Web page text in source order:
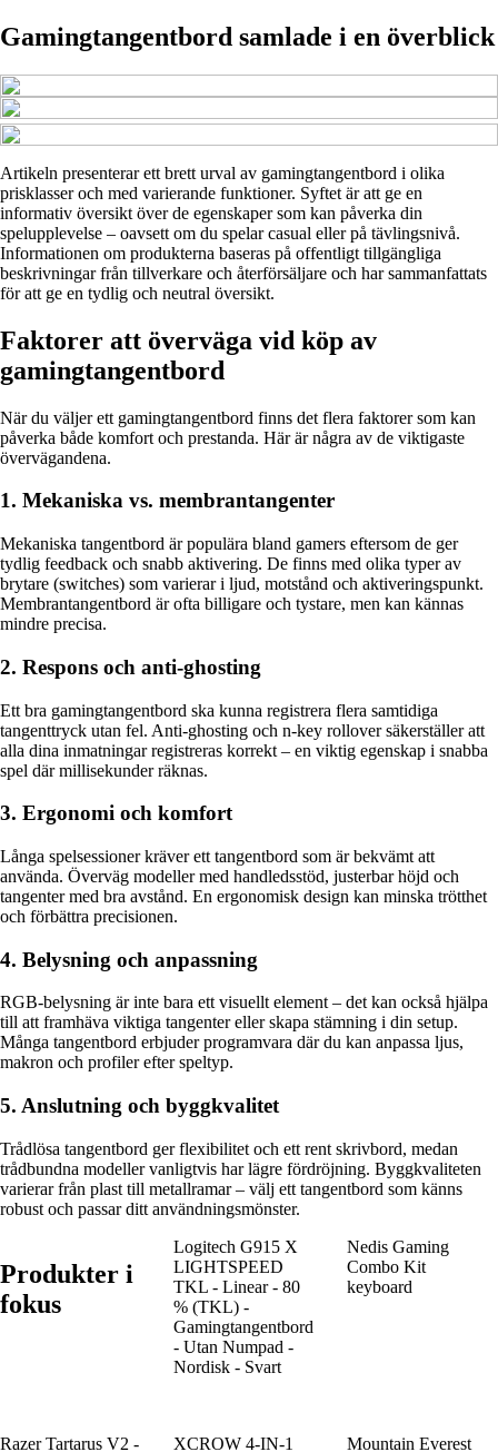
Gamingtangentbord samlade i en överblick
Artikeln presenterar ett brett urval av gamingtangentbord i olika
prisklasser och med varierande funktioner. Syftet är att ge en
informativ översikt över de egenskaper som kan påverka din
spelupplevelse – oavsett om du spelar casual eller på tävlingsnivå.
Informationen om produkterna baseras på offentligt tillgängliga
beskrivningar från tillverkare och återförsäljare och har sammanfattats
för att ge en tydlig och neutral översikt.
Faktorer att överväga vid köp av
gamingtangentbord
När du väljer ett gamingtangentbord finns det flera faktorer som kan
påverka både komfort och prestanda. Här är några av de viktigaste
övervägandena.
1. Mekaniska vs. membrantangenter
Mekaniska tangentbord är populära bland gamers eftersom de ger
tydlig feedback och snabb aktivering. De finns med olika typer av
brytare (switches) som varierar i ljud, motstånd och aktiveringspunkt.
Membrantangentbord är ofta billigare och tystare, men kan kännas
mindre precisa.
2. Respons och anti-ghosting
Ett bra gamingtangentbord ska kunna registrera flera samtidiga
tangenttryck utan fel. Anti-ghosting och n-key rollover säkerställer att
alla dina inmatningar registreras korrekt – en viktig egenskap i snabba
spel där millisekunder räknas.
3. Ergonomi och komfort
Långa spelsessioner kräver ett tangentbord som är bekvämt att
använda. Överväg modeller med handledsstöd, justerbar höjd och
tangenter med bra avstånd. En ergonomisk design kan minska trötthet
och förbättra precisionen.
4. Belysning och anpassning
RGB-belysning är inte bara ett visuellt element – det kan också hjälpa
till att framhäva viktiga tangenter eller skapa stämning i din setup.
Många tangentbord erbjuder programvara där du kan anpassa ljus,
makron och profiler efter speltyp.
5. Anslutning och byggkvalitet
Trådlösa tangentbord ger flexibilitet och ett rent skrivbord, medan
trådbundna modeller vanligtvis har lägre fördröjning. Byggkvaliteten
varierar från plast till metallramar – välj ett tangentbord som känns
robust och passar ditt användningsmönster.
Produkter i
fokus
Logitech G915 X
LIGHTSPEED
TKL - Linear - 80
% (TKL) -
Gamingtangentbord
- Utan Numpad -
Nordisk - Svart
Nedis Gaming
Combo Kit
keyboard
Razer Tartarus V2 -
XCROW 4-IN-1
Mountain Everest